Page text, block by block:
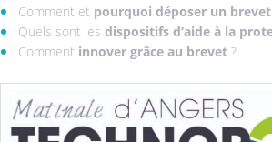
Comment et pourquoi déposer un brevet
Quels sont les dispositifs d’aide à la
Comment innover grâce au brevet ?